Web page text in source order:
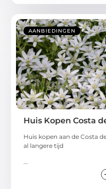
AANBIEDINGEN
Huis Kopen Costa
Huis kopen aan de Costa
al langere tijd